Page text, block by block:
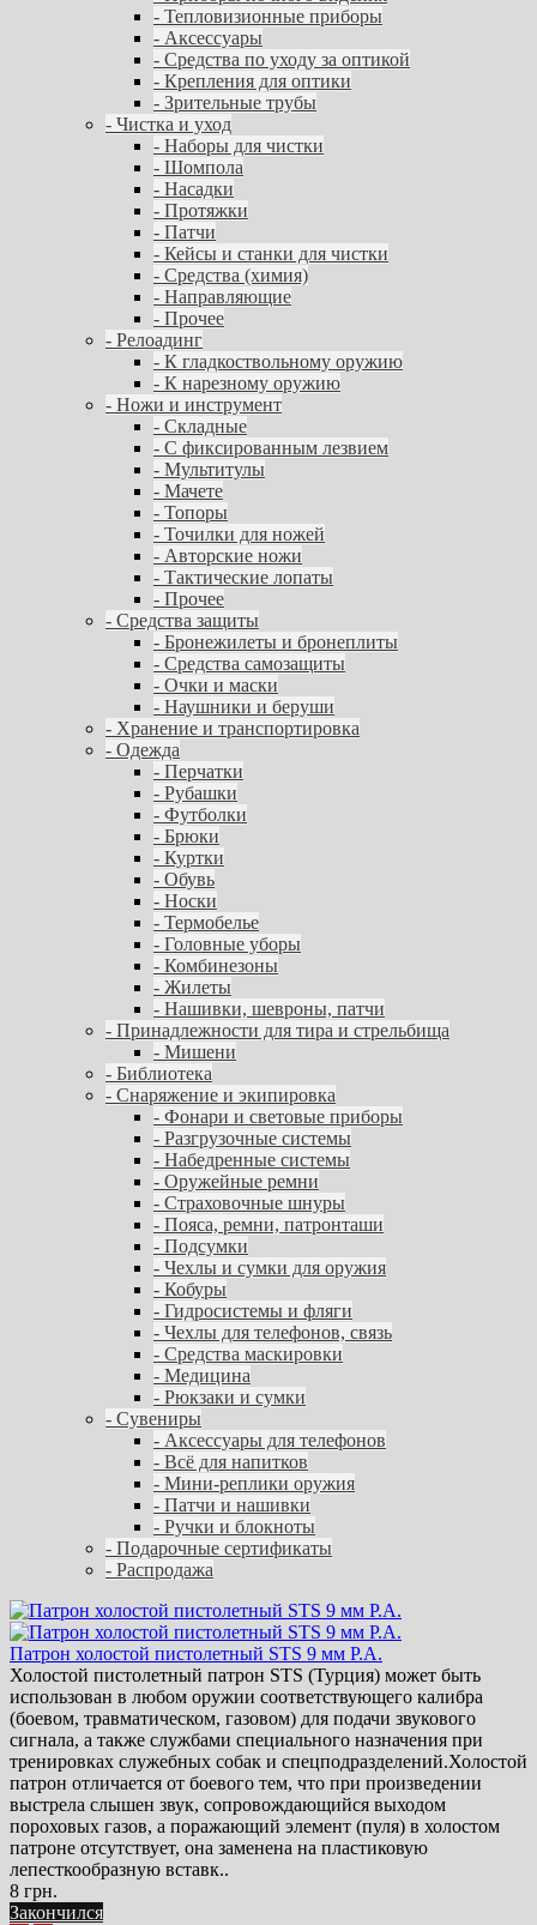
- Тепловизионные приборы
- Аксессуары
- Средства по уходу за оптикой
- Крепления для оптики
- Зрительные трубы
- Чистка и уход
- Наборы для чистки
- Шомпола
- Насадки
- Протяжки
- Патчи
- Кейсы и станки для чистки
- Средства (химия)
- Направляющие
- Прочее
- Релоадинг
- К гладкоствольному оружию
- К нарезному оружию
- Ножи и инструмент
- Складные
- С фиксированным лезвием
- Мультитулы
- Мачете
- Топоры
- Точилки для ножей
- Авторские ножи
- Тактические лопаты
- Прочее
- Средства защиты
- Бронежилеты и бронеплиты
- Средства самозащиты
- Очки и маски
- Наушники и беруши
- Хранение и транспортировка
- Одежда
- Перчатки
- Рубашки
- Футболки
- Брюки
- Куртки
- Обувь
- Носки
- Термобелье
- Головные уборы
- Комбинезоны
- Жилеты
- Нашивки, шевроны, патчи
- Принадлежности для тира и стрельбища
- Мишени
- Библиотека
- Снаряжение и экипировка
- Фонари и световые приборы
- Разгрузочные системы
- Набедренные системы
- Оружейные ремни
- Страховочные шнуры
- Пояса, ремни, патронташи
- Подсумки
- Чехлы и сумки для оружия
- Кобуры
- Гидросистемы и фляги
- Чехлы для телефонов, связь
- Средства маскировки
- Медицина
- Рюкзаки и сумки
- Сувениры
- Аксессуары для телефонов
- Всё для напитков
- Мини-реплики оружия
- Патчи и нашивки
- Ручки и блокноты
- Подарочные сертификаты
- Распродажа
Патрон холостой пистолетный STS 9 мм P.A.
Холостой пистолетный патрон STS (Турция) может быть
использован в любом оружии соответствующего калибра
(боевом, травматическом, газовом) для подачи звукового
сигнала, а также службами специального назначения при
тренировках служебных собак и спецподразделений.Холостой
патрон отличается от боевого тем, что при произведении
выстрела слышен звук, сопровождающийся выходом
пороховых газов, а поражающий элемент (пуля) в холостом
патроне отсутствует, она заменена на пластиковую
лепесткообразную вставк..
8 грн.
Закончился